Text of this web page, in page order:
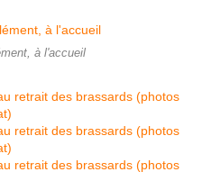
à l'accueil